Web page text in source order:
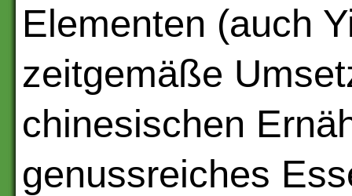
Elementen (auch
zeitgemäße
chinesischen
genussreiches